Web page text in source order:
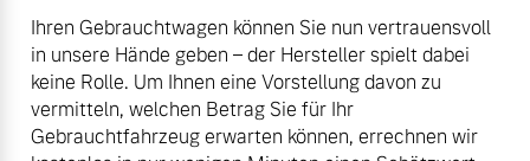
Ihren Gebrauchtwagen können Sie nun vertrauensvoll
in unsere Hände geben – der Hersteller spielt dabei
keine Rolle. Um Ihnen eine Vorstellung davon zu
vermitteln, welchen Betrag Sie für Ihr
Gebrauchtfahrzeug erwarten können, errechnen wir